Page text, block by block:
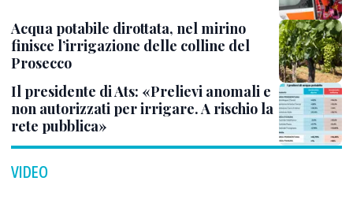
Acqua potabile dirottata, nel mirino
finisce l’irrigazione delle colline del
Prosecco
Il presidente di Ats: «Prelievi anomali e
non autorizzati per irrigare. A rischio la
rete pubblica»
VIDEO